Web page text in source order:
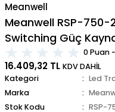
Meanwell
Meanwell RSP-750-
Switching Güç
0 Puan
16.409,32 TL KDV DAHİL
Kategori
Led
Marka
Stok Kodu
RSP-